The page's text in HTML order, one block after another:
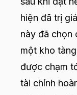
hiện đã trị
này đã chọn
một kho
được chạm
tài chính